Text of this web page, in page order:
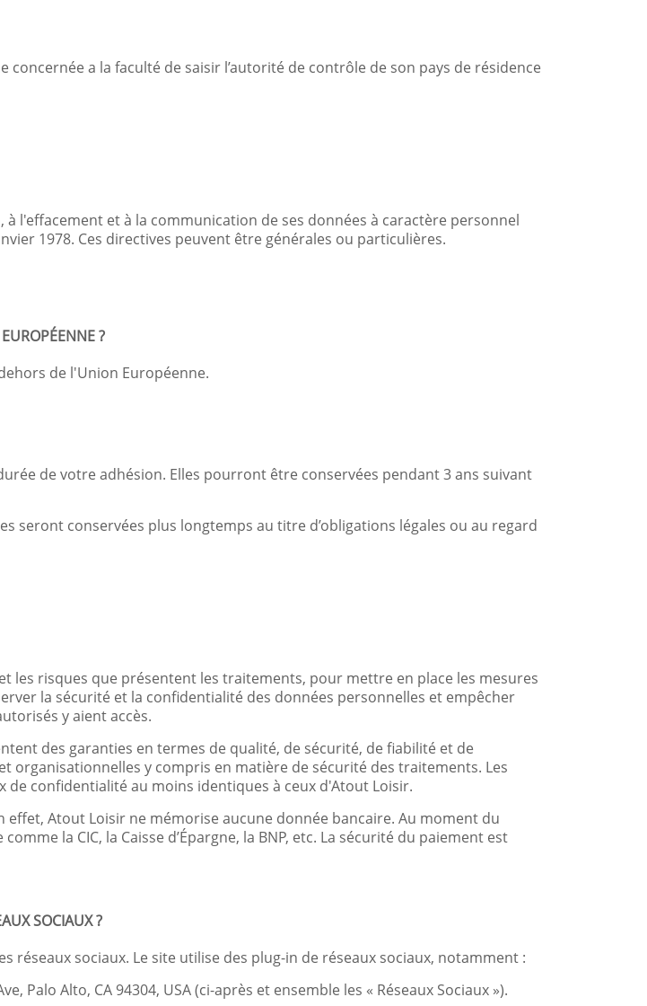
a la faculté de saisir l’autorité de contrôle de son pays de résidence
l'effacement et à la communication de ses données à caractère personnel
1978. Ces directives peuvent être générales ou particulières.
?
de l'Union Européenne.
de votre adhésion. Elles pourront être conservées pendant 3 ans suivant
seront conservées plus longtemps au titre d’obligations légales ou au regard
les risques que présentent les traitements, pour mettre en place les mesures
la sécurité et la confidentialité des données personnelles et empêcher
y aient accès.
des garanties en termes de qualité, de sécurité, de fiabilité et de
y compris en matière de sécurité des traitements. Les
de confidentialité au moins identiques à ceux d'Atout Loisir.
Atout Loisir ne mémorise aucune donnée bancaire. Au moment du
la CIC, la Caisse d’Épargne, la BNP, etc. La sécurité du paiement est
SOCIAUX ?
sociaux. Le site utilise des plug-in de réseaux sociaux, notamment :
Palo Alto, CA 94304, USA (ci-après et ensemble les « Réseaux Sociaux »).